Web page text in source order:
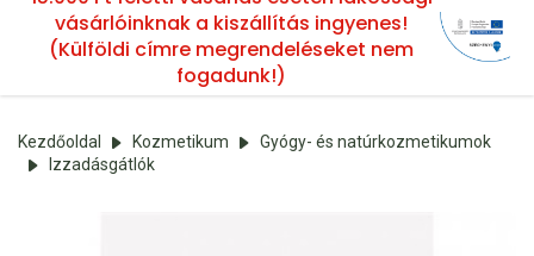
vásárlóinknak a kiszállítás ingyenes!
(Külföldi címre megrendeléseket nem
fogadunk!)
Kezdőoldal Kozmetikum
Gyógy- és natúrkozmetikumok
Izzadásgátlók